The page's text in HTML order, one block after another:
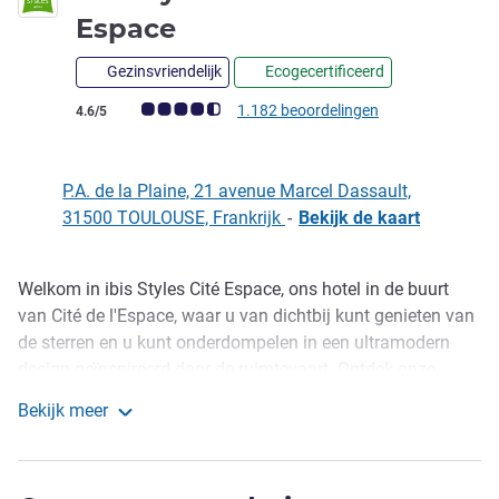
Espace
Gezinsvriendelijk Ecogecertificeerd
Avis-klantbeoordeling (ALL beoordeling)
4.6/5 1.182 beoordelingen
P.A. de la Plaine, 21 avenue Marcel Dassault,
31500 TOULOUSE, Frankrijk - Bekijk de kaart
Omschrijving
Welkom in ibis Styles Cité Espace, ons hotel in de buurt
van Cité de l'Espace, waar u van dichtbij kunt genieten van
de sterren en u kunt onderdompelen in een ultramodern
de ruime kamers tot het bistronomische restaurant, van de
Bekijk meer